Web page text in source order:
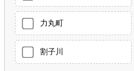
力丸町
割子川